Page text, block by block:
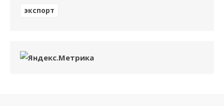
экспорт